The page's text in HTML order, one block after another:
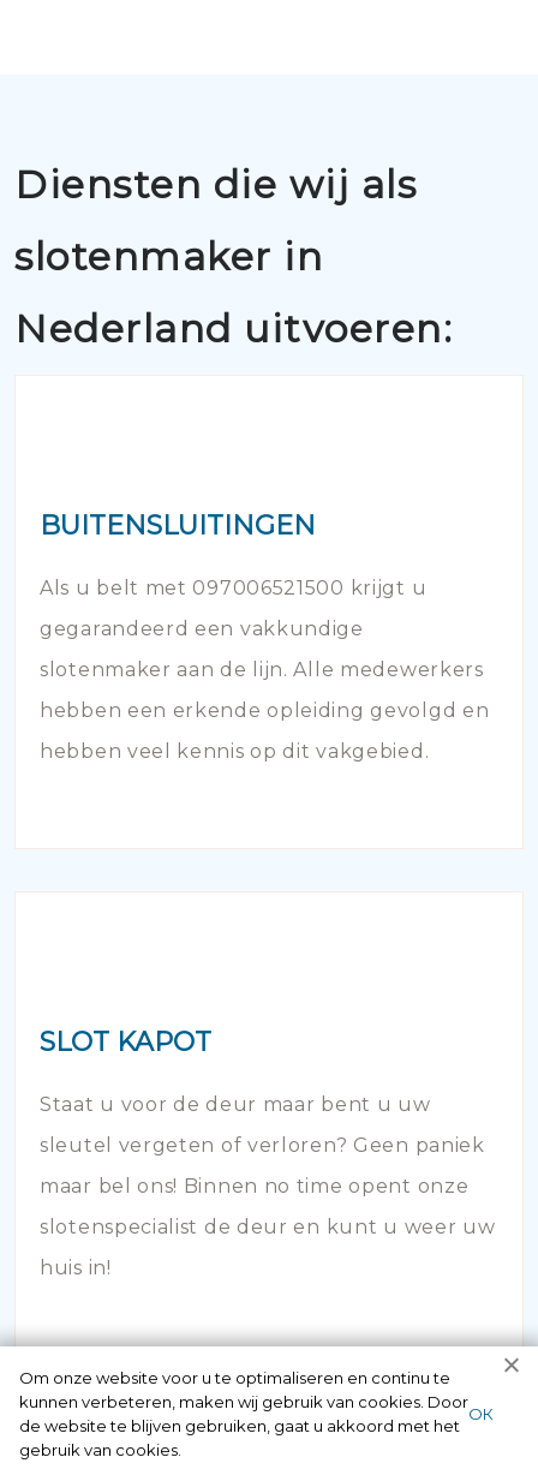
Diensten die wij als
slotenmaker in
Nederland uitvoeren:
BUITENSLUITINGEN
Als u belt met 097006521500 krijgt u
gegarandeerd een vakkundige
slotenmaker aan de lijn. Alle medewerkers
hebben een erkende opleiding gevolgd en
hebben veel kennis op dit vakgebied.
SLOT KAPOT
Staat u voor de deur maar bent u uw
sleutel vergeten of verloren? Geen paniek
maar bel ons! Binnen no time opent onze
slotenspecialist de deur en kunt u weer uw
huis in!
Om onze website voor u te optimaliseren en continu te
kunnen verbeteren, maken wij gebruik van cookies. Door
de website te blijven gebruiken, gaat u akkoord met het
gebruik van cookies.
ОК